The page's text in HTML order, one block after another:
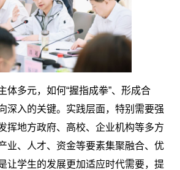
体多元，如何“握指成拳”、形成合
深入的关键。实践层面，特别需要强
挥地方政府、高校、企业机构等多方
业、人才、资金等要素集聚融合、优
让学生的发展更加适应时代需要，提